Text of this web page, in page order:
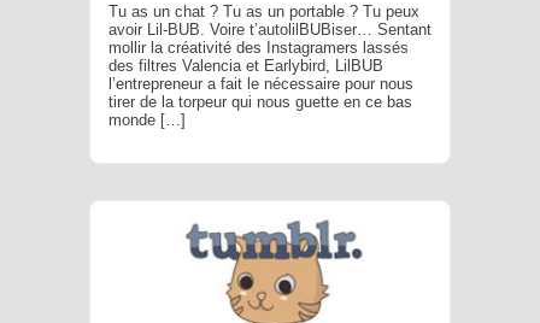
Tu as un chat ? Tu as un portable ? Tu peux
avoir Lil-BUB. Voire t’autolilBUBiser… Sentant
mollir la créativité des Instagramers lassés
des filtres Valencia et Earlybird, LilBUB
l’entrepreneur a fait le nécessaire pour nous
tirer de la torpeur qui nous guette en ce bas
monde […]